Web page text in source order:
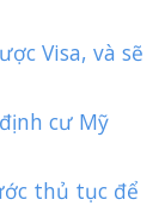
Visa, và sẽ
cư Mỹ
thủ tục để